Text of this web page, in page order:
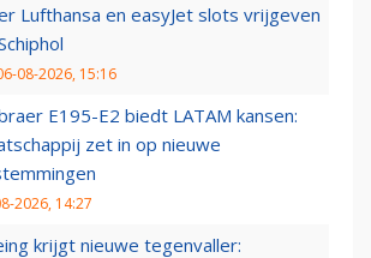
Lufthansa en easyJet slots vrijgeven
08-2026, 15:16
E195-E2 biedt LATAM kansen:
zet in op nieuwe
2026, 14:27
krijgt nieuwe tegenvaller: